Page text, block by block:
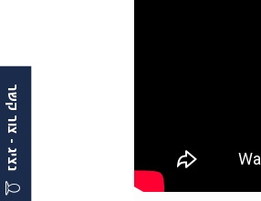
נציג - צור קשר